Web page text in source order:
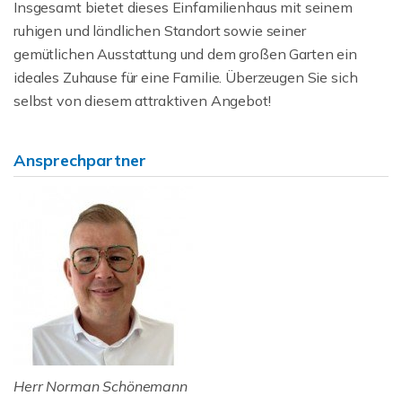
Insgesamt bietet dieses Einfamilienhaus mit seinem
ruhigen und ländlichen Standort sowie seiner
gemütlichen Ausstattung und dem großen Garten ein
ideales Zuhause für eine Familie. Überzeugen Sie sich
selbst von diesem attraktiven Angebot!
Ansprechpartner
Herr Norman Schönemann